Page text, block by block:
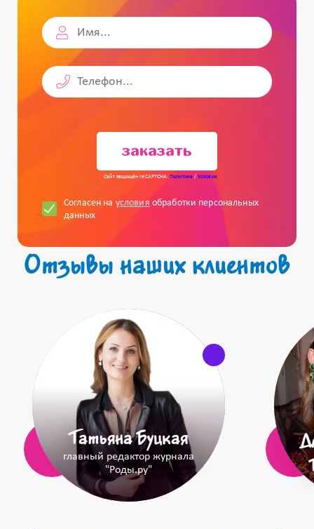
заказать
Сайт защищён reCAPTCHA. Политика/Условия
Согласен на условия обработки персональных
данных
Отзывы наших клиентов
Татьяна Буцкая
главный редактор журнала
"Роды.ру"